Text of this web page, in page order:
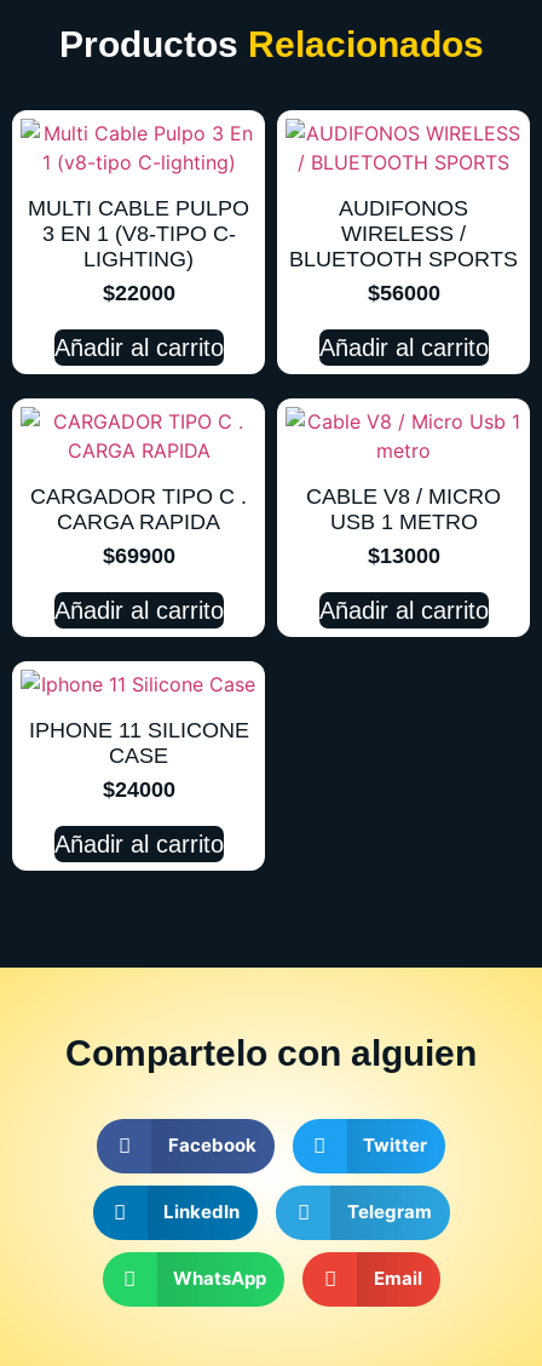
Productos Relacionados
MULTI CABLE PULPO
3 EN 1 (V8-TIPO C-
LIGHTING)
$22000
Añadir al carrito
AUDIFONOS
WIRELESS /
BLUETOOTH SPORTS
$56000
Añadir al carrito
CARGADOR TIPO C .
CARGA RAPIDA
$69900
Añadir al carrito
CABLE V8 / MICRO
USB 1 METRO
$13000
Añadir al carrito
IPHONE 11 SILICONE
CASE
$24000
Añadir al carrito
Compartelo con alguien
Facebook Twitter
LinkedIn Telegram
WhatsApp Email